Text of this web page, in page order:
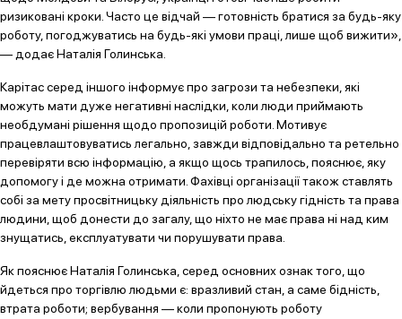
ризиковані кроки. Часто це відчай — готовність братися за будь-яку
роботу, погоджуватись на будь-які умови праці, лише щоб вижити»,
— додає Наталія Голинська.
Карітас серед іншого інформує про загрози та небезпеки, які
можуть мати дуже негативні наслідки, коли люди приймають
необдумані рішення щодо пропозицій роботи. Мотивує
працевлаштовуватись легально, завжди відповідально та ретельно
перевіряти всю інформацію, а якщо щось трапилось, пояснює, яку
допомогу і де можна отримати. Фахівці організації також ставлять
собі за мету просвітницьку діяльність про людську гідність та права
людини, щоб донести до загалу, що ніхто не має права ні над ким
знущатись, експлуатувати чи порушувати права.
Як пояснює Наталія Голинська, серед основних ознак того, що
йдеться про торгівлю людьми є: вразливий стан, а саме бідність,
втрата роботи; вербування — коли пропонують роботу